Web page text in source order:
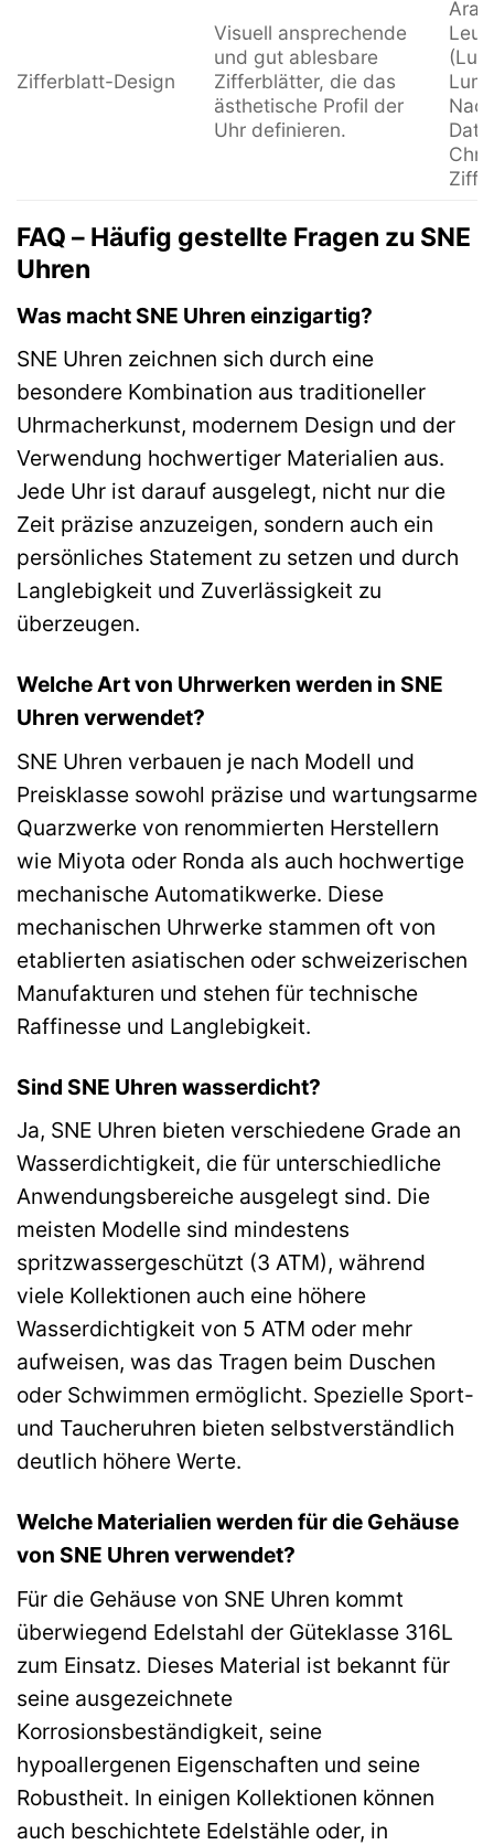
Zifferblatt-Design
Visuell ansprechende
und gut ablesbare
Zifferblätter, die das
ästhetische Profil der
Uhr definieren.
FAQ – Häufig gestellte Fragen zu SNE
Uhren
Was macht SNE Uhren einzigartig?
SNE Uhren zeichnen sich durch eine
besondere Kombination aus traditioneller
Uhrmacherkunst, modernem Design und der
Verwendung hochwertiger Materialien aus.
Jede Uhr ist darauf ausgelegt, nicht nur die
Zeit präzise anzuzeigen, sondern auch ein
persönliches Statement zu setzen und durch
Langlebigkeit und Zuverlässigkeit zu
überzeugen.
Welche Art von Uhrwerken werden in SNE
Uhren verwendet?
SNE Uhren verbauen je nach Modell und
Preisklasse sowohl präzise und wartungsarme
Quarzwerke von renommierten Herstellern
wie Miyota oder Ronda als auch hochwertige
mechanische Automatikwerke. Diese
mechanischen Uhrwerke stammen oft von
etablierten asiatischen oder schweizerischen
Manufakturen und stehen für technische
Raffinesse und Langlebigkeit.
Sind SNE Uhren wasserdicht?
Ja, SNE Uhren bieten verschiedene Grade an
Wasserdichtigkeit, die für unterschiedliche
Anwendungsbereiche ausgelegt sind. Die
meisten Modelle sind mindestens
spritzwassergeschützt (3 ATM), während
viele Kollektionen auch eine höhere
Wasserdichtigkeit von 5 ATM oder mehr
aufweisen, was das Tragen beim Duschen
oder Schwimmen ermöglicht. Spezielle Sport-
und Taucheruhren bieten selbstverständlich
deutlich höhere Werte.
Welche Materialien werden für die Gehäuse
von SNE Uhren verwendet?
Für die Gehäuse von SNE Uhren kommt
überwiegend Edelstahl der Güteklasse 316L
zum Einsatz. Dieses Material ist bekannt für
seine ausgezeichnete
Korrosionsbeständigkeit, seine
hypoallergenen Eigenschaften und seine
Robustheit. In einigen Kollektionen können
auch beschichtete Edelstähle oder, in